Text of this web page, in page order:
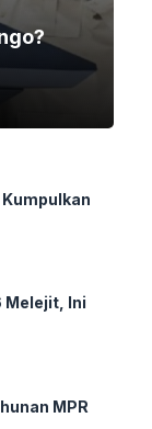
Melejit, Ini
MPR